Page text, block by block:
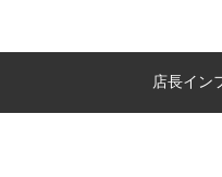
店長イン